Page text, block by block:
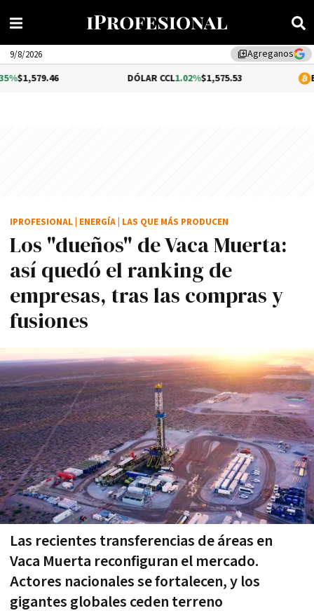
library_addAgreganos
9/8/2026
1.02%$1,575.53
Los "dueños" de Vaca Muerta:
así quedó el ranking de
empresas, tras las compras y
fusiones
Las recientes transferencias de áreas en
Vaca Muerta reconfiguran el mercado.
Actores nacionales se fortalecen, y los
gigantes globales ceden terreno
IPROFESIONAL ENERGÍA LAS QUE MÁS PRODUCEN